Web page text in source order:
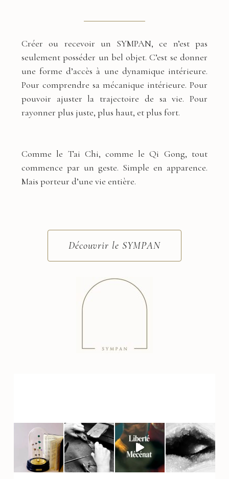
Créer ou recevoir un SYMPAN, ce n’est pas
seulement posséder un bel objet. C’est se donner
une forme d’accès à une dynamique intérieure.
Pour comprendre sa mécanique intérieure. Pour
pouvoir ajuster la trajectoire de sa vie. Pour
rayonner plus juste, plus haut, et plus fort.
Comme le Tai Chi, comme le Qi Gong, tout
commence par un geste. Simple en apparence.
Mais porteur d’une vie entière.
Découvrir le SYMPAN